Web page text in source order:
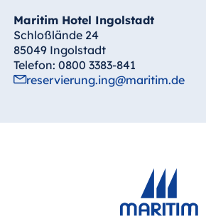
Maritim Hotel Ingolstadt
Schloßlände 24
85049 Ingolstadt
Telefon: 0800 3383-841
reservierung.ing@maritim.de